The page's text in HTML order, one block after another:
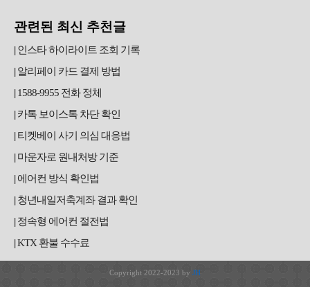
관련된 최신 추천글
인스타 하이라이트 조회 기록
알리페이 카드 결제 방법
1588-9955 전화 정체
카톡 보이스톡 차단 확인
티켓베이 사기 의심 대응법
마운자로 원내처방 기준
에어컨 방식 확인법
청년내일저축계좌 결과 확인
정속형 에어컨 절전법
KTX 환불 수수료
Copyright 2022-2023 by JH